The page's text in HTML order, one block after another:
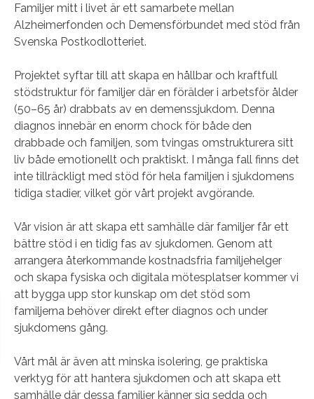
Familjer mitt i livet är ett samarbete mellan
Alzheimerfonden och Demensförbundet med stöd från
Svenska Postkodlotteriet.
Projektet syftar till att skapa en hållbar och kraftfull
stödstruktur för familjer där en förälder i arbetsför ålder
(50–65 år) drabbats av en demenssjukdom. Denna
diagnos innebär en enorm chock för både den
drabbade och familjen, som tvingas omstrukturera sitt
liv både emotionellt och praktiskt. I många fall finns det
inte tillräckligt med stöd för hela familjen i sjukdomens
tidiga stadier, vilket gör vårt projekt avgörande.
Vår vision är att skapa ett samhälle där familjer får ett
bättre stöd i en tidig fas av sjukdomen. Genom att
arrangera återkommande kostnadsfria familjehelger
och skapa fysiska och digitala mötesplatser kommer vi
att bygga upp stor kunskap om det stöd som
familjerna behöver direkt efter diagnos och under
sjukdomens gång.
Vårt mål är även att minska isolering, ge praktiska
verktyg för att hantera sjukdomen och att skapa ett
samhälle där dessa familjer känner sig sedda och